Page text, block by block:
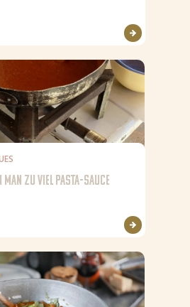
ZU VIEL PASTA-SAUCE